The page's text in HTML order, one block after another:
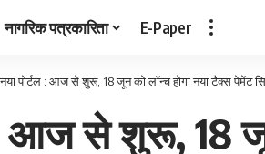
नागरिक पत्रकारिता E-Paper
पोर्टल : आज से शुरू, 18 जून को लॉन्च होगा नया टैक्स पेमेंट
आज से शुरू, 18